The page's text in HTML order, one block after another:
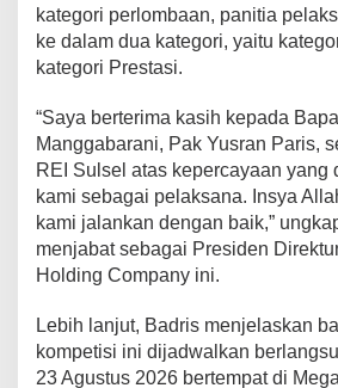
h
a
a
1
5
0
J
t
u
p
i
kategori perlombaan, panitia
ke dalam dua kategori, yaitu
kategori Prestasi.
“Saya berterima kasih kepada
Manggabarani, Pak Yusran Paris,
REI Sulsel atas kepercayaan yang
kami sebagai pelaksana. Insya
kami jalankan dengan baik,”
menjabat sebagai Presiden
Holding Company ini.
Lebih lanjut, Badris menjelaskan
kompetisi ini dijadwalkan
23 Agustus 2026 bertempat di